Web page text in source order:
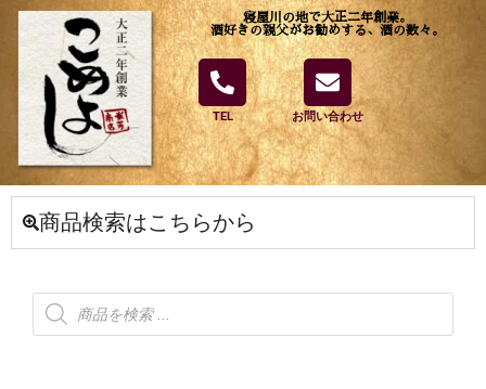
寝屋川の地で大正二年創業。
酒好きの親父がお勧めする、酒の数々。
TEL お問い合わせ
商品検索はこちらから